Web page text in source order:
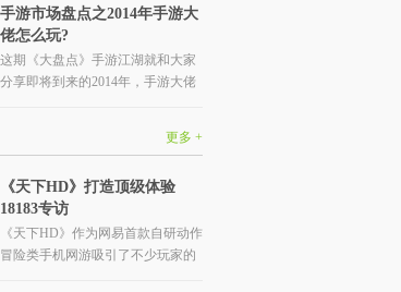
较值得我们来探讨的。
手游市场盘点之2014年手游大
佬怎么玩?
这期《大盘点》手游江湖就和大家
分享即将到来的2014年，手游大佬
更多 +
《天下HD》打造顶级体验
18183专访
《天下HD》作为网易首款自研动作
冒险类手机网游吸引了不少玩家的